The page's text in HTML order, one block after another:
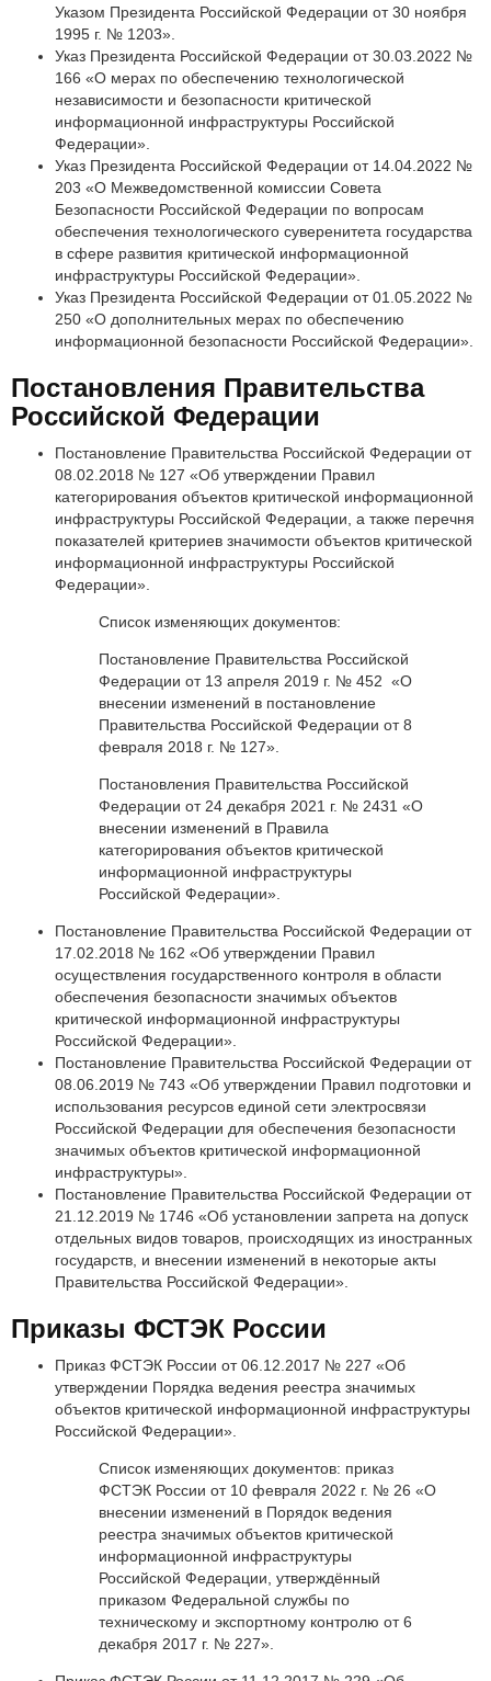
Указом Президента Российской Федерации от 30 ноября
1995 г. № 1203».
Указ Президента Российской Федерации от 30.03.2022 №
166 «О мерах по обеспечению технологической
независимости и безопасности критической
информационной инфраструктуры Российской
Федерации».
Указ Президента Российской Федерации от 14.04.2022 №
203 «О Межведомственной комиссии Совета
Безопасности Российской Федерации по вопросам
обеспечения технологического суверенитета государства
в сфере развития критической информационной
инфраструктуры Российской Федерации».
Указ Президента Российской Федерации от 01.05.2022 №
250 «О дополнительных мерах по обеспечению
информационной безопасности Российской Федерации».
Постановления Правительства
Российской Федерации
Постановление Правительства Российской Федерации от
08.02.2018 № 127 «Об утверждении Правил
категорирования объектов критической информационной
инфраструктуры Российской Федерации, а также перечня
показателей критериев значимости объектов критической
информационной инфраструктуры Российской
Федерации».
Список изменяющих документов:
Постановление Правительства Российской
Федерации от 13 апреля 2019 г. № 452 «О
внесении изменений в постановление
Правительства Российской Федерации от 8
февраля 2018 г. № 127».
Постановления Правительства Российской
Федерации от 24 декабря 2021 г. № 2431 «О
внесении изменений в Правила
категорирования объектов критической
информационной инфраструктуры
Российской Федерации».
Постановление Правительства Российской Федерации от
17.02.2018 № 162 «Об утверждении Правил
осуществления государственного контроля в области
обеспечения безопасности значимых объектов
критической информационной инфраструктуры
Российской Федерации».
Постановление Правительства Российской Федерации от
08.06.2019 № 743 «Об утверждении Правил подготовки и
использования ресурсов единой сети электросвязи
Российской Федерации для обеспечения безопасности
значимых объектов критической информационной
инфраструктуры».
Постановление Правительства Российской Федерации от
21.12.2019 № 1746 «Об установлении запрета на допуск
отдельных видов товаров, происходящих из иностранных
государств, и внесении изменений в некоторые акты
Правительства Российской Федерации».
Приказы ФСТЭК России
Приказ ФСТЭК России от 06.12.2017 № 227 «Об
утверждении Порядка ведения реестра значимых
объектов критической информационной инфраструктуры
Российской Федерации».
Список изменяющих документов: приказ
ФСТЭК России от 10 февраля 2022 г. № 26 «О
внесении изменений в Порядок ведения
реестра значимых объектов критической
информационной инфраструктуры
Российской Федерации, утверждённый
приказом Федеральной службы по
техническому и экспортному контролю от 6
декабря 2017 г. № 227».